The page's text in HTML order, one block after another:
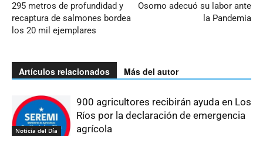
295 metros de profundidad y
recaptura de salmones bordea
los 20 mil ejemplares
Osorno adecuó su labor ante
la Pandemia
Artículos relacionados Más del autor
Noticia del Día
900 agricultores recibirán ayuda en Los
Ríos por la declaración de emergencia
agrícola